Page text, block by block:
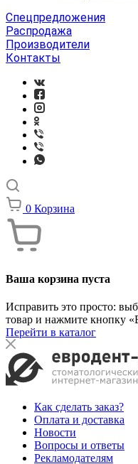
Спецпредложения
Распродажа
Производители
Контакты
0 Корзина
Ваша корзина пуста
Исправить это просто:
товар и нажмите кнопку
Перейти в каталог
Как сделать заказ?
Оплата и доставка
Новости
Вопросы и ответы
Рекламодателям